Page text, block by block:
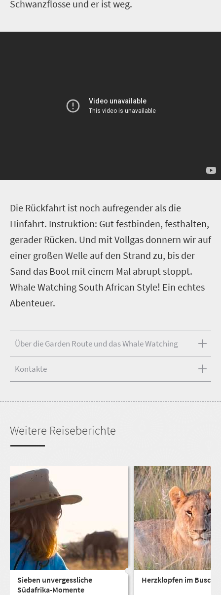
Schwanzflosse und er ist weg.
Die Rückfahrt ist noch aufregender als die
Hinfahrt. Instruktion: Gut festbinden, festhalten,
gerader Rücken. Und mit Vollgas donnern wir auf
einer großen Welle auf den Strand zu, bis der
Sand das Boot mit einem Mal abrupt stoppt.
Whale Watching South African Style! Ein echtes
Abenteuer.
Über die Garden Route und das Whale Watching
Kontakte
Weitere Reiseberichte
Sieben unvergessliche
Südafrika-Momente
Herzklopfen im Busch